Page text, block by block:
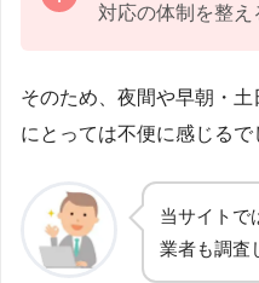
対応の体制を整え
そのため、夜間や早朝・
にとっては不便に感じるで
当サイトで
業者も調査